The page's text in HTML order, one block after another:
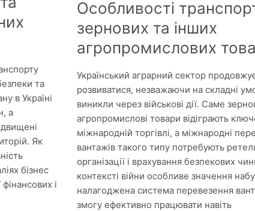
та
в Україні
а
Як
бізнес
і
Особливості
зернових та інших
агропромислових
Український аграрний сектор
розвиватися, незважаючи на складні
виникли через військові дії. Саме
агропромислові товари відіграють
міжнародній торгівлі, а міжнародні
вантажів такого типу потребують
організації і врахування безпекових
контексті війни особливе значення
налагоджена система перевезення
змогу ефективно працювати навіть